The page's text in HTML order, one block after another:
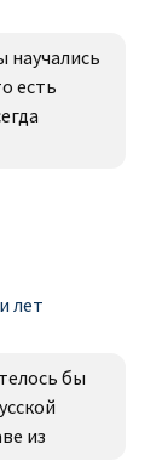
научались
есть
лет
бы
из